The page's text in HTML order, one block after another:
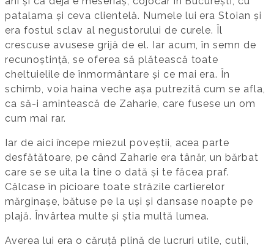
patalama și ceva clientelă. Numele lui era Stoian și
era fostul sclav al negustorului de curele. Îl
crescuse avusese grijă de el. Iar acum, în semn de
recunoștință, se oferea să plătească toate
cheltuielile de înmormântare și ce mai era. În
schimb, voia haina veche așa putrezită cum se afla,
ca să-i amintească de Zaharie, care fusese un om
cum mai rar.
Iar de aici începe miezul poveștii, acea parte
desfătătoare, pe când Zaharie era tânăr, un bărbat
care se se uita la tine o dată și te făcea praf.
Călcase în picioare toate străzile cartierelor
mărginașe, bătuse pe la uși și dansase noapte pe
plajă. Învârtea multe și știa multă lumea.
Averea lui era o căruță plină de lucruri utile, cutii,